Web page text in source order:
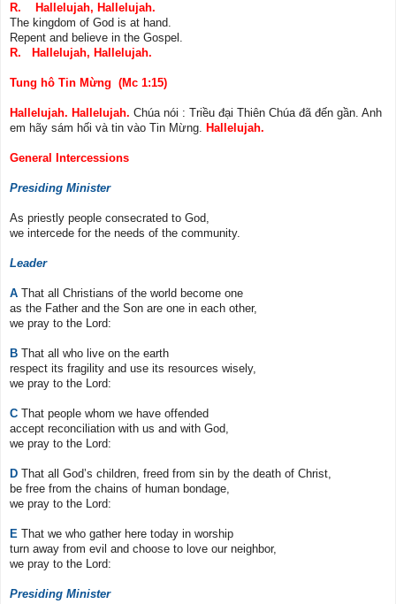
R. Hallelujah, Hallelujah.
The kingdom of God is at hand.
Repent and believe in the Gospel.
R. Hallelujah, Hallelujah.
Tung hô Tin Mừng (Mc 1:15)
Hallelujah. Hallelujah. Chúa nói : Triều đại Thiên Chúa đã đến gần. Anh
em hãy sám hối và tin vào Tin Mừng. Hallelujah.
General Intercessions
Presiding Minister
As priestly people consecrated to God,
we intercede for the needs of the community.
Leader
A That all Christians of the world become one
as the Father and the Son are one in each other,
we pray to the Lord:
B That all who live on the earth
respect its fragility and use its resources wisely,
we pray to the Lord:
C That people whom we have offended
accept reconciliation with us and with God,
we pray to the Lord:
D That all God’s children, freed from sin by the death of Christ,
be free from the chains of human bondage,
we pray to the Lord:
E That we who gather here today in worship
turn away from evil and choose to love our neighbor,
we pray to the Lord:
Presiding Minister